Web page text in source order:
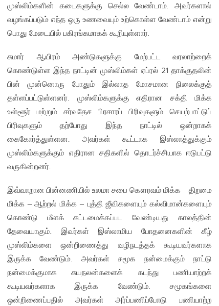
முஸ்லிம்களின் கடைகளுக்கு செல்ல வேண்டாம். அவர்களால்
வழங்கப்படும் எந்த ஒரு உணவையும் உற்கொள்ள வேண்டாம் என்று
பொது மேடையில் பகிரங்கமாகக் கூறியுள்ளார்.
சுமார் ஆயிரம் அண்டுகளுக்கு மேற்பட்ட வரலாற்றைக்
கொண்டுள்ள இந்த நாட்டின் முஸ்லிம்கள் ஏப்ரல் 21 தாக்குதலின்
பின் முன்னொரு போதும் இல்லாத மோசமான நிலைக்குத்
தள்ளப்பட்டுள்ளனர். முஸ்லிம்களுக்கு எதிரான சக்தி மிக்க
உள்ளூர் மற்றும் சர்வதேச பிரசாரப் பிரிவுகளும் செயற்பாட்டுப்
பிரிவுகளும் தற்போது இந்த நாட்டில் ஒன்றாகக்
கைகோர்த்துள்ளன. அவர்கள் கூட்டாக இஸ்லாத்துக்கும்
முஸ்லிம்களுக்கும் எதிரான சதிகளில் தொடர்ச்சியாக ஈடுபட்டு
வருகின்றனர்.
இவ்வாறான பின்னணியில் உலமா சபை கௌரவம் மிக்க – திறமை
மிக்க – ஆற்றல் மிக்க – புத்தி ஜீவிகளையும் கல்விமான்களையும்
கொண்டு மீளக் கட்டமைக்கப்பட வேண்டியது காலத்தின்
தேவையாகும். இவர்கள் இஸ்லாமிய போதனைகளின் கீழ்
முஸ்லிம்களை ஒன்றிணைத்து வழிநடத்தக் கூடியவர்களாக
இருக்க வேண்டும். அவர்கள் சமூக நன்மைக்கும் நாட்டு
நன்மைக்குமாக சுயநலன்களைக் கடந்து பணியாற்றக்
கூடியவர்களாக இருக்க வேண்டும். சமூகங்களை
ஒன்றிணைப்பதில் அவர்கள் அர்ப்பணிப்போடு பணியாற்ற